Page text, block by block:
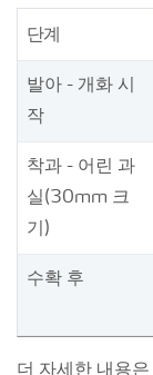
단계
발아 - 개화 시
작
착과 - 어린 과
실(30mm 크
기)
수확 후
더 자세한 내용은